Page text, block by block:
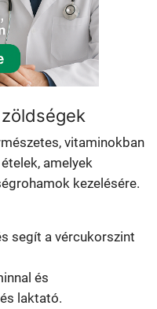
vitaminokban
amelyek
kezelésére.
segít a vércukorszint
és
laktató.